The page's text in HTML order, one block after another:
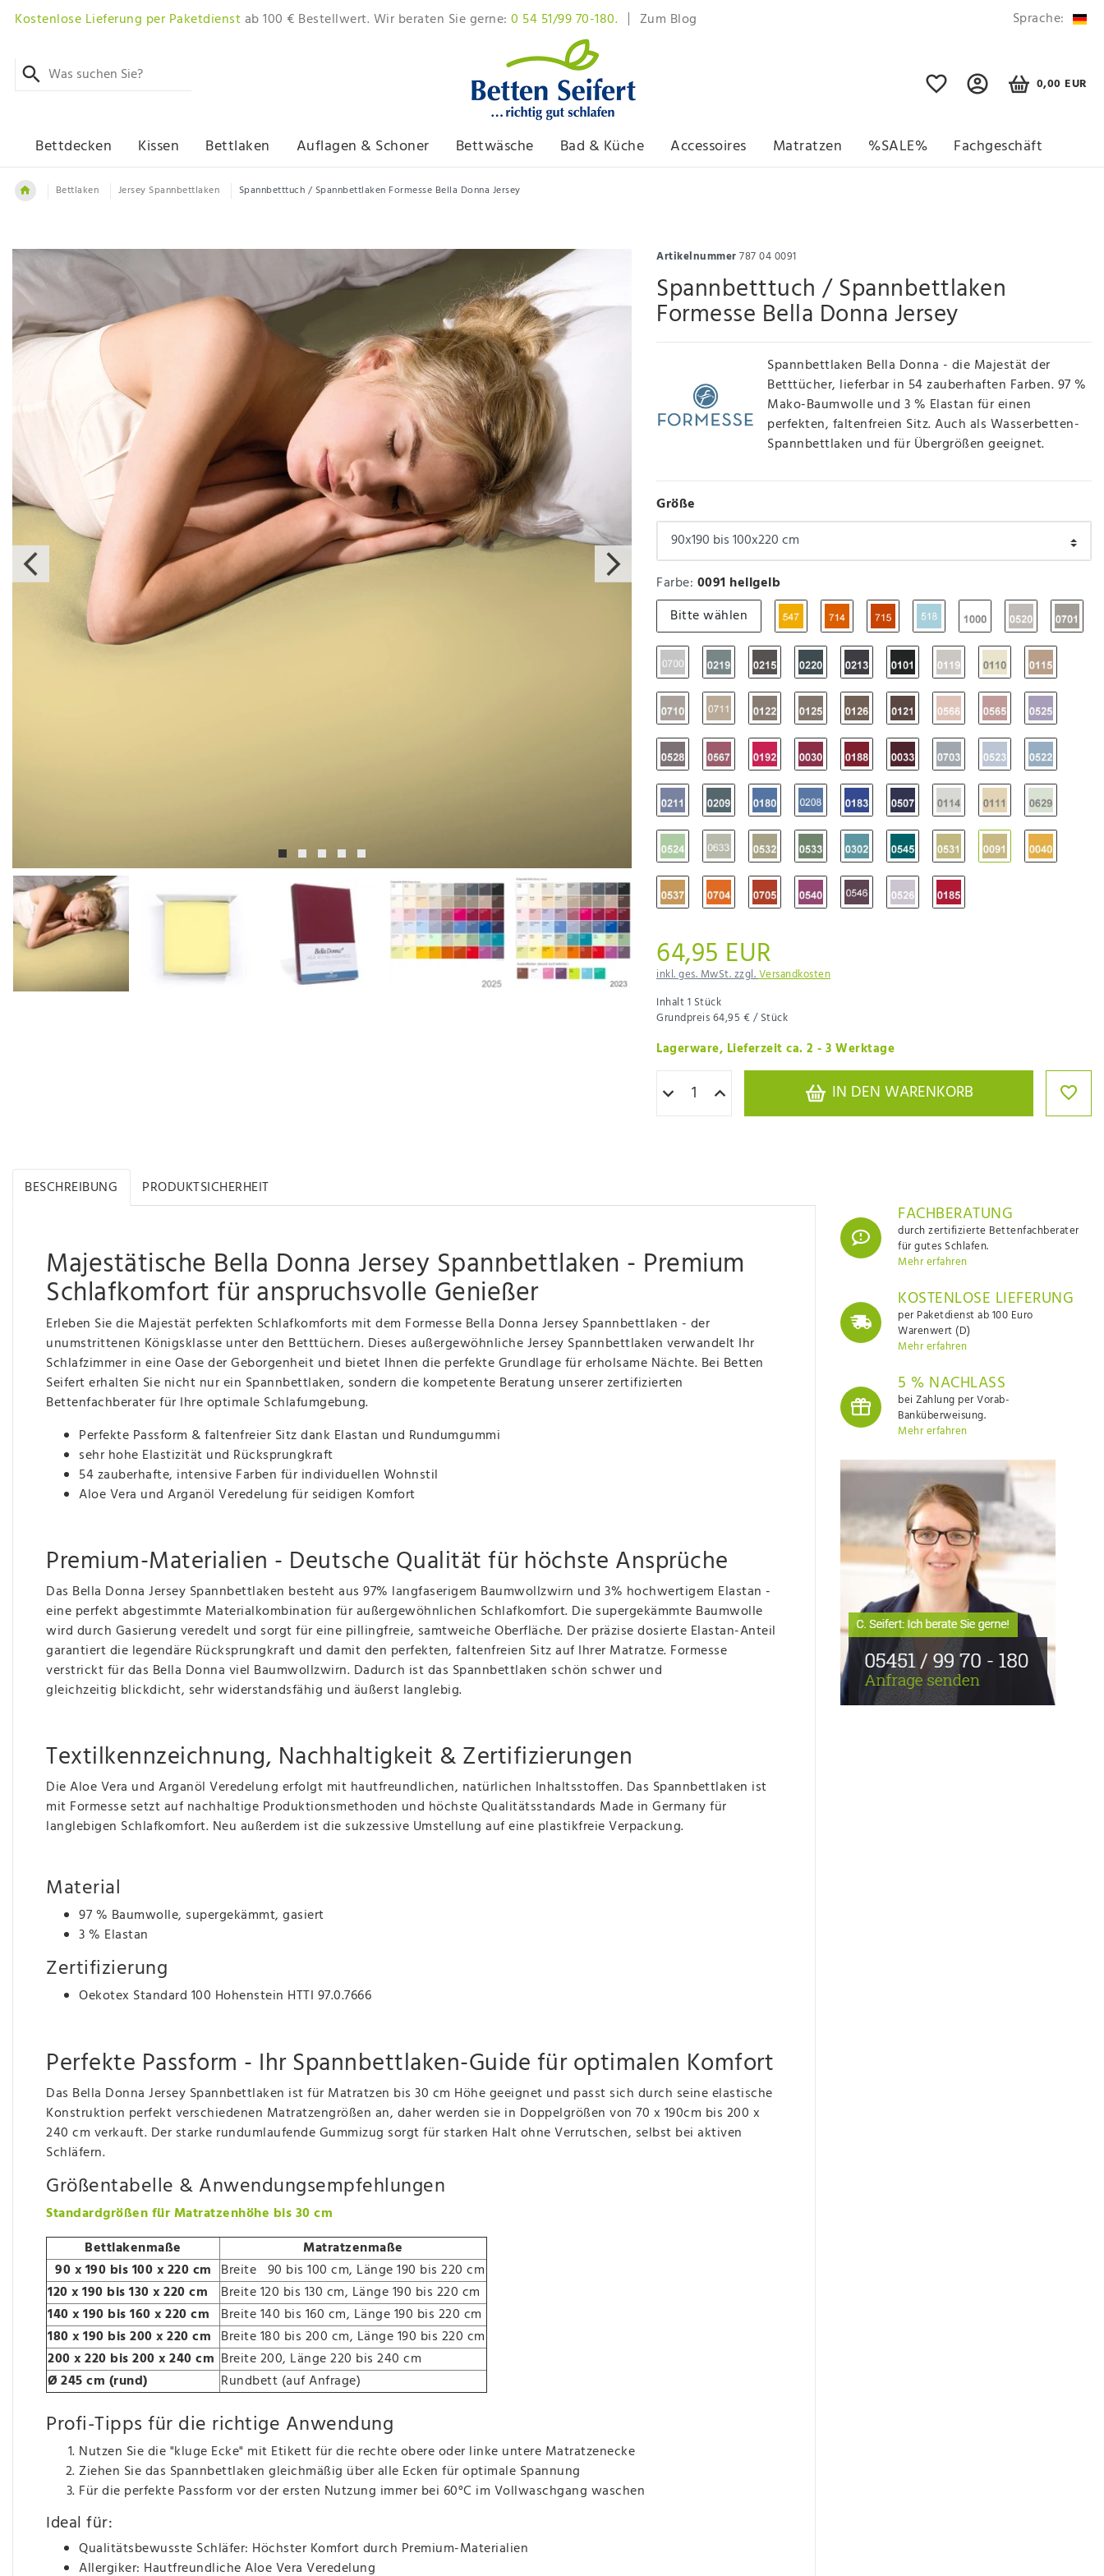
Zum Blog
Kostenlose Lieferung per Paketdienstab 100 € Bestellwert. Wir beraten Sie gerne: 0 54 51/99 70-180. Sprache:
0,00 EUR
Bettdecken Kissen Bettlaken Auflagen & Schoner Bettwäsche Bad & Küche Accessoires Matratzen %SALE% Fachgeschäft
Bettlaken Jersey Spannbettlaken Spannbetttuch / Spannbettlaken Formesse Bella Donna Jersey
Artikelnummer787 04 0091
Spannbetttuch / Spannbettlaken
Formesse Bella Donna Jersey
Spannbettlaken Bella Donna - die Majestät der
Betttücher, lieferbar in 54 zauberhaften Farben. 97 %
Mako-Baumwolle und 3 % Elastan für einen
perfekten, faltenfreien Sitz. Auch als Wasserbetten-
Spannbettlaken und für Übergrößen geeignet.
Größe
Farbe: 0091 hellgelb
Bitte wählen
64,95 EUR
inkl. ges. MwSt. zzgl.Versandkosten
Inhalt1 Stück
Grundpreis64,95 € / Stück
Lagerware, Lieferzeit ca. 2 - 3 Werktage
IN DEN WARENKORB
BESCHREIBUNG PRODUKTSICHERHEIT
Majestätische Bella Donna Jersey Spannbettlaken - Premium
Schlafkomfort für anspruchsvolle Genießer
Erleben Sie die Majestät perfekten Schlafkomforts mit dem Formesse Bella Donna Jersey Spannbettlaken - der
unumstrittenen Königsklasse unter den Betttüchern. Dieses außergewöhnliche Jersey Spannbettlaken verwandelt Ihr
Schlafzimmer in eine Oase der Geborgenheit und bietet Ihnen die perfekte Grundlage für erholsame Nächte. Bei Betten
Seifert erhalten Sie nicht nur ein Spannbettlaken, sondern die kompetente Beratung unserer zertifizierten
Bettenfachberater für Ihre optimale Schlafumgebung.
Perfekte Passform & faltenfreier Sitz dank Elastan und Rundumgummi
sehr hohe Elastizität und Rücksprungkraft
54 zauberhafte, intensive Farben für individuellen Wohnstil
Aloe Vera und Arganöl Veredelung für seidigen Komfort
Premium-Materialien - Deutsche Qualität für höchste Ansprüche
Das Bella Donna Jersey Spannbettlaken besteht aus 97% langfaserigem Baumwollzwirn und 3% hochwertigem Elastan -
eine perfekt abgestimmte Materialkombination für außergewöhnlichen Schlafkomfort. Die supergekämmte Baumwolle
wird durch Gasierung veredelt und sorgt für eine pillingfreie, samtweiche Oberfläche. Der präzise dosierte Elastan-Anteil
garantiert die legendäre Rücksprungkraft und damit den perfekten, faltenfreien Sitz auf Ihrer Matratze. Formesse
verstrickt für das Bella Donna viel Baumwollzwirn. Dadurch ist das Spannbettlaken schön schwer und
gleichzeitig blickdicht, sehr widerstandsfähig und äußerst langlebig.
Textilkennzeichnung, Nachhaltigkeit & Zertifizierungen
Die Aloe Vera und Arganöl Veredelung erfolgt mit hautfreundlichen, natürlichen Inhaltsstoffen. Das Spannbettlaken ist
mit Formesse setzt auf nachhaltige Produktionsmethoden und höchste Qualitätsstandards Made in Germany für
langlebigen Schlafkomfort. Neu außerdem ist die sukzessive Umstellung auf eine plastikfreie Verpackung.
Material
97 % Baumwolle, supergekämmt, gasiert
3 % Elastan
Zertifizierung
Oekotex Standard 100 Hohenstein HTTI 97.0.7666
Perfekte Passform - Ihr Spannbettlaken-Guide für optimalen Komfort
Das Bella Donna Jersey Spannbettlaken ist für Matratzen bis 30 cm Höhe geeignet und passt sich durch seine elastische
Konstruktion perfekt verschiedenen Matratzengrößen an, daher werden sie in Doppelgrößen von 70 x 190cm bis 200 x
240 cm verkauft. Der starke rundumlaufende Gummizug sorgt für starken Halt ohne Verrutschen, selbst bei aktiven
Schläfern.
Größentabelle & Anwendungsempfehlungen
Standardgrößen für Matratzenhöhe bis 30 cm
Bettlakenmaße
Matratzenmaße
90 x 190 bis 100 x 220 cm Breite 90 bis 100 cm, Länge 190 bis 220 cm
120 x 190 bis 130 x 220 cm
Breite 120 bis 130 cm, Länge 190 bis 220 cm
140 x 190 bis 160 x 220 cm
Breite 140 bis 160 cm, Länge 190 bis 220 cm
180 x 190 bis 200 x 220 cm Breite 180 bis 200 cm, Länge 190 bis 220 cm
200 x 220 bis 200 x 240 cm Breite 200, Länge 220 bis 240 cm
Ø 245 cm (rund)
Rundbett (auf Anfrage)
Profi-Tipps für die richtige Anwendung
Nutzen Sie die "kluge Ecke" mit Etikett für die rechte obere oder linke untere Matratzenecke
Ziehen Sie das Spannbettlaken gleichmäßig über alle Ecken für optimale Spannung
Für die perfekte Passform vor der ersten Nutzung immer bei 60°C im Vollwaschgang waschen
Ideal für:
Qualitätsbewusste Schläfer: Höchster Komfort durch Premium-Materialien
Allergiker: Hautfreundliche Aloe Vera Veredelung
FACHBERATUNG
durch zertifizierte Bettenfachberater
für gutes Schlafen.
Mehr erfahren
KOSTENLOSE LIEFERUNG
per Paketdienst ab 100 Euro
Warenwert (D)
Mehr erfahren
5 % NACHLASS
bei Zahlung per Vorab-
Banküberweisung.
Mehr erfahren